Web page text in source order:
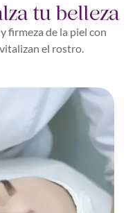
tu belleza
firmeza de la piel con
el rostro.